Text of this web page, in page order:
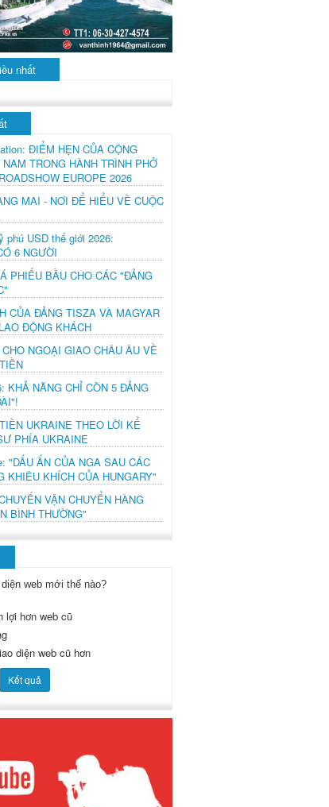
nhất
ĐIỂM HẸN CỦA CỘNG
TRONG HÀNH TRÌNH PHỞ
EUROPE 2026
MAI - NƠI ĐỂ HIỂU VỀ CUỘC
phú USD thế giới 2026:
6 NGƯỜI
PHIẾU BẦU CHO CÁC "ĐẢNG
CỦA ĐẢNG TISZA VÀ MAGYAR
ĐỘNG KHÁCH
NGOẠI GIAO CHÂU ÂU VỀ
KHẢ NĂNG CHỈ CÒN 5 ĐẢNG
UKRAINE THEO LỜI KỂ
PHÍA UKRAINE
"DẤU ẤN CỦA NGA SAU CÁC
KHIÊU KHÍCH CỦA HUNGARY"
VẬN CHUYỂN HÀNG
BÌNH THƯỜNG"
web mới thế nào?
lợi hơn web cũ
diện web cũ hơn